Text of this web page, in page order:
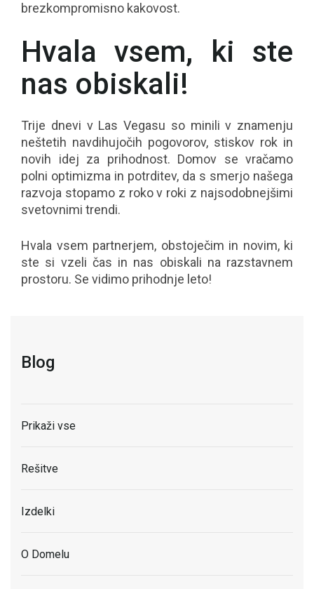
brezkompromisno kakovost.
Hvala vsem, ki ste
nas obiskali!
Trije dnevi v Las Vegasu so minili v znamenju
neštetih navdihujočih pogovorov, stiskov rok in
novih idej za prihodnost. Domov se vračamo
polni optimizma in potrditev, da s smerjo našega
razvoja stopamo z roko v roki z najsodobnejšimi
svetovnimi trendi.
Hvala vsem partnerjem, obstoječim in novim, ki
ste si vzeli čas in nas obiskali na razstavnem
prostoru. Se vidimo prihodnje leto!
Blog
Prikaži vse
Rešitve
Izdelki
O Domelu